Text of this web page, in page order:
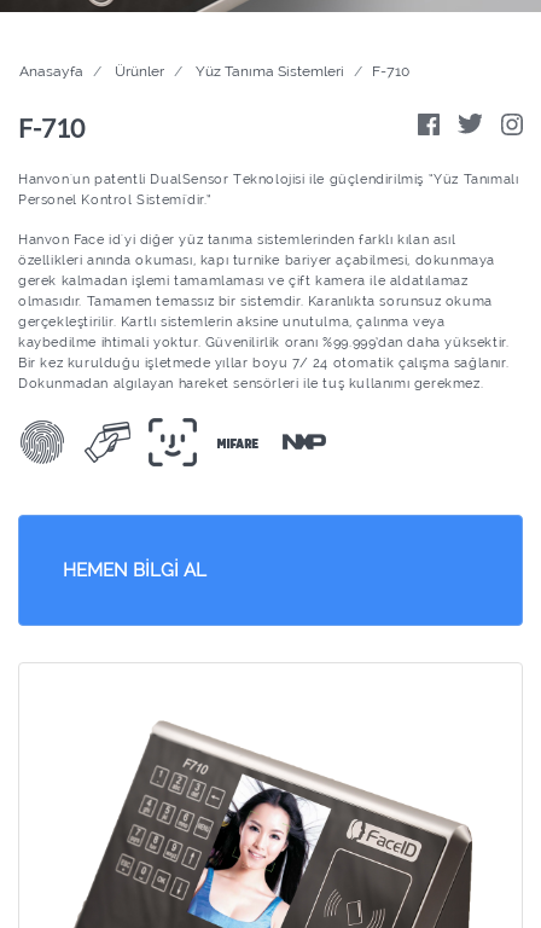
Anasayfa Ürünler Yüz Tanıma Sistemleri F-710
F-710
Hanvon'un patentli DualSensor Teknolojisi ile güçlendirilmiş “Yüz Tanımalı
Personel Kontrol Sistemi'dir.”
Hanvon Face id'yi diğer yüz tanıma sistemlerinden farklı kılan asıl
özellikleri anında okuması, kapı turnike bariyer açabilmesi, dokunmaya
gerek kalmadan işlemi tamamlaması ve çift kamera ile aldatılamaz
olmasıdır. Tamamen temassız bir sistemdir. Karanlıkta sorunsuz okuma
gerçekleştirilir. Kartlı sistemlerin aksine unutulma, çalınma veya
kaybedilme ihtimali yoktur. Güvenilirlik oranı %99.999’dan daha yüksektir.
Bir kez kurulduğu işletmede yıllar boyu 7/ 24 otomatik çalışma sağlanır.
Dokunmadan algılayan hareket sensörleri ile tuş kullanımı gerekmez.